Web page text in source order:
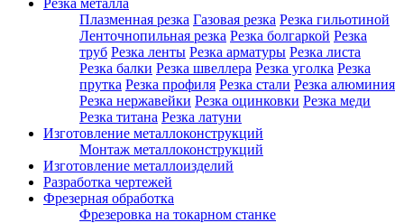
Резка металла
Плазменная резка Газовая резка Резка гильотиной
Ленточнопильная резка Резка болгаркой Резка
труб Резка ленты Резка арматуры Резка листа
Резка балки Резка швеллера Резка уголка Резка
прутка Резка профиля Резка стали Резка алюминия
Резка нержавейки Резка оцинковки Резка меди
Резка титана Резка латуни
Изготовление металлоконструкций
Монтаж металлоконструкций
Изготовление металлоизделий
Разработка чертежей
Фрезерная обработка
Фрезеровка на токарном станке